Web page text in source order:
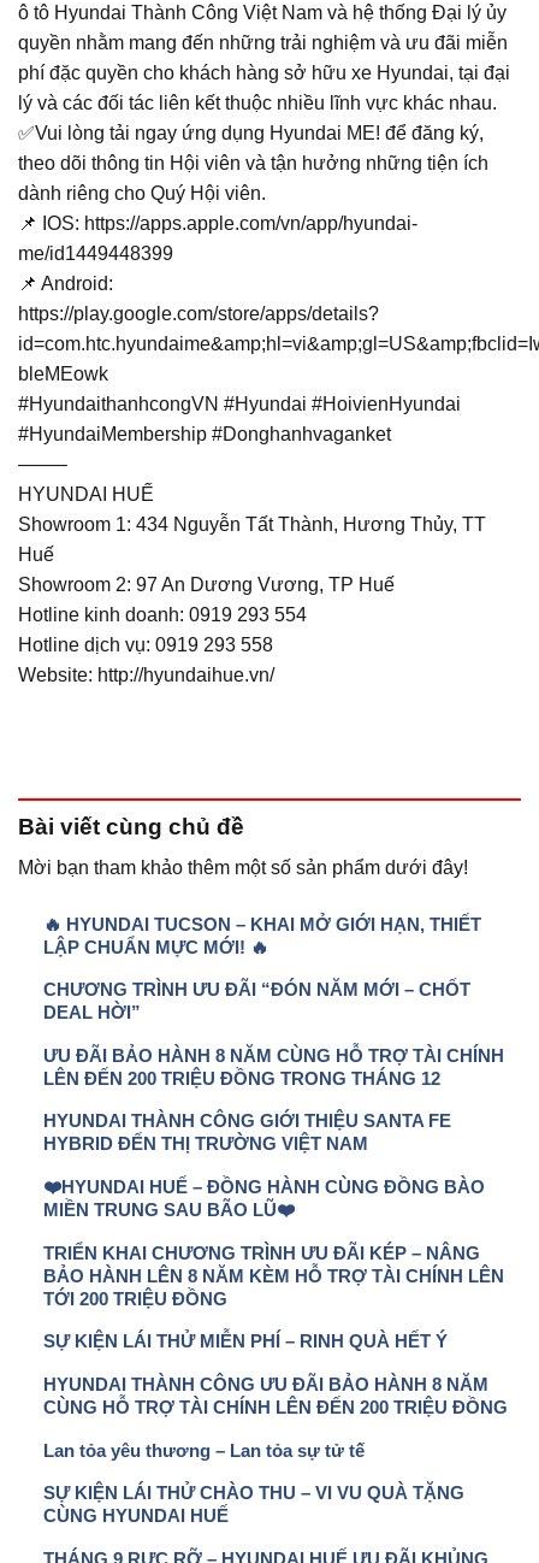
ô tô Hyundai Thành Công Việt Nam và hệ thống Đại lý ủy
quyền nhằm mang đến những trải nghiệm và ưu đãi miễn
phí đặc quyền cho khách hàng sở hữu xe Hyundai, tại đại
lý và các đối tác liên kết thuộc nhiều lĩnh vực khác nhau.
✅Vui lòng tải ngay ứng dụng Hyundai ME! để đăng ký,
theo dõi thông tin Hội viên và tận hưởng những tiện ích
dành riêng cho Quý Hội viên.
📌 IOS: https://apps.apple.com/vn/app/hyundai-
me/id1449448399
📌 Android:
https://play.google.com/store/apps/details?
bleMEowk
#HyundaithanhcongVN #Hyundai #HoivienHyundai
#HyundaiMembership #Donghanhvaganket
——–
HYUNDAI HUẾ
Showroom 1: 434 Nguyễn Tất Thành, Hương Thủy, TT
Huế
Showroom 2: 97 An Dương Vương, TP Huế
Hotline kinh doanh: 0919 293 554
Hotline dịch vụ: 0919 293 558
Website: http://hyundaihue.vn/
Bài viết cùng chủ đề
Mời bạn tham khảo thêm một số sản phẩm dưới đây!
🔥 HYUNDAI TUCSON – KHAI MỞ GIỚI HẠN, THIẾT
LẬP CHUẨN MỰC MỚI! 🔥
CHƯƠNG TRÌNH ƯU ĐÃI “ĐÓN NĂM MỚI – CHỐT
DEAL HỜI”
ƯU ĐÃI BẢO HÀNH 8 NĂM CÙNG HỖ TRỢ TÀI CHÍNH
LÊN ĐẾN 200 TRIỆU ĐỒNG TRONG THÁNG 12
HYUNDAI THÀNH CÔNG GIỚI THIỆU SANTA FE
HYBRID ĐẾN THỊ TRƯỜNG VIỆT NAM
❤️HYUNDAI HUẾ – ĐỒNG HÀNH CÙNG ĐỒNG BÀO
MIỀN TRUNG SAU BÃO LŨ❤️
TRIỂN KHAI CHƯƠNG TRÌNH ƯU ĐÃI KÉP – NÂNG
BẢO HÀNH LÊN 8 NĂM KÈM HỖ TRỢ TÀI CHÍNH LÊN
TỚI 200 TRIỆU ĐỒNG
SỰ KIỆN LÁI THỬ MIỄN PHÍ – RINH QUÀ HẾT Ý
HYUNDAI THÀNH CÔNG ƯU ĐÃI BẢO HÀNH 8 NĂM
CÙNG HỖ TRỢ TÀI CHÍNH LÊN ĐẾN 200 TRIỆU ĐỒNG
Lan tỏa yêu thương – Lan tỏa sự tử tế
SỰ KIỆN LÁI THỬ CHÀO THU – VI VU QUÀ TẶNG
CÙNG HYUNDAI HUẾ
THÁNG 9 RỰC RỠ – HYUNDAI HUẾ ƯU ĐÃI KHỦNG